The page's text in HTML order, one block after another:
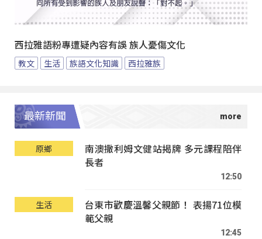
西拉雅語粉專遭疑內容有誤 族人憂傷文化
教文 生活 族語文化知識 西拉雅族
最新新聞
原鄉
南澳撒利姆文健站揭牌 多元課程陪伴
長者
12:50
生活
台東市歡慶溫馨父親節！ 表揚71位模
範父親
12:45